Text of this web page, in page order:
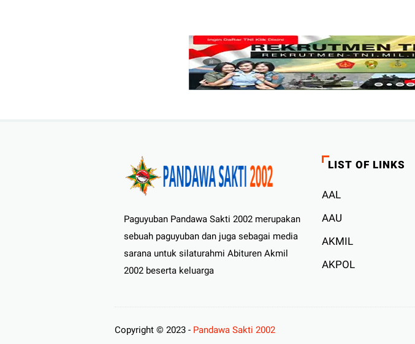
Paguyuban Pandawa Sakti 2002 merupakan
sebuah paguyuban dan juga sebagai media
sarana untuk silaturahmi Abituren Akmil
2002 beserta keluarga
LIST OF LINKS
AAL
AAU
AKMIL
AKPOL
Copyright © 2023 - Pandawa Sakti 2002